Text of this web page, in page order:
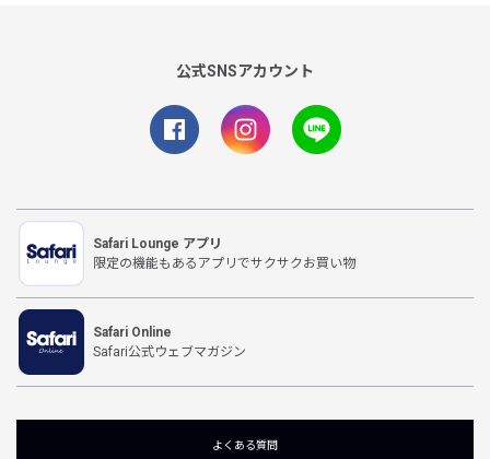
公式SNSアカウント
Safari Lounge アプリ
限定の機能もあるアプリでサクサクお買い物
Safari Online
Safari公式ウェブマガジン
よくある質問